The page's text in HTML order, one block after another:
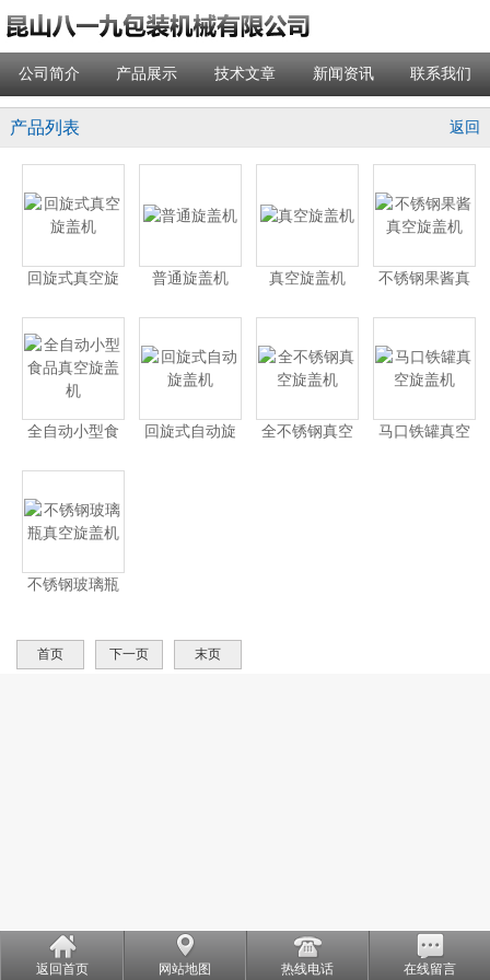
公司简介 产品展示 技术文章 新闻资讯 联系我们
产品列表 返回
回旋式真空旋
普通旋盖机 真空旋盖机
不锈钢果酱真
全自动小型食
回旋式自动旋
全不锈钢真空
马口铁罐真空
不锈钢玻璃瓶
首页 下一页 末页
返回首页 网站地图 热线电话 在线留言